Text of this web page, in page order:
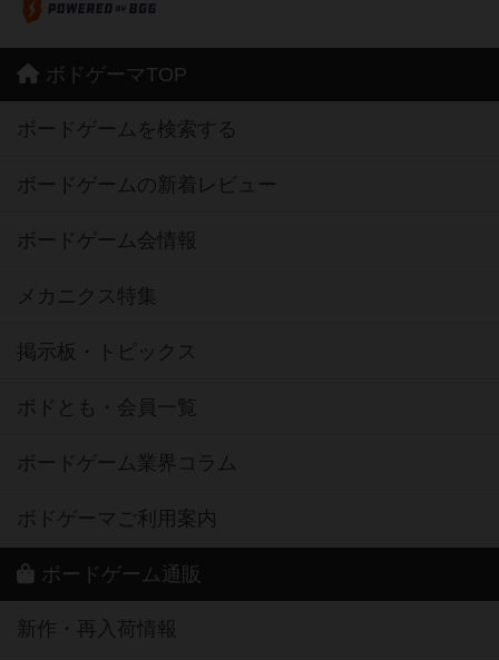
ボドゲーマTOP
ボードゲームを検索する
ボードゲームの新着レビュー
ボードゲーム会情報
メカニクス特集
掲示板・トピックス
ボドとも・会員一覧
ボードゲーム業界コラム
ボドゲーマご利用案内
ボードゲーム通販
新作・再入荷情報